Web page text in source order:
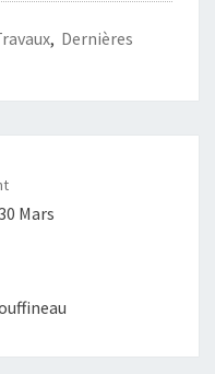
, Dernières
Mars